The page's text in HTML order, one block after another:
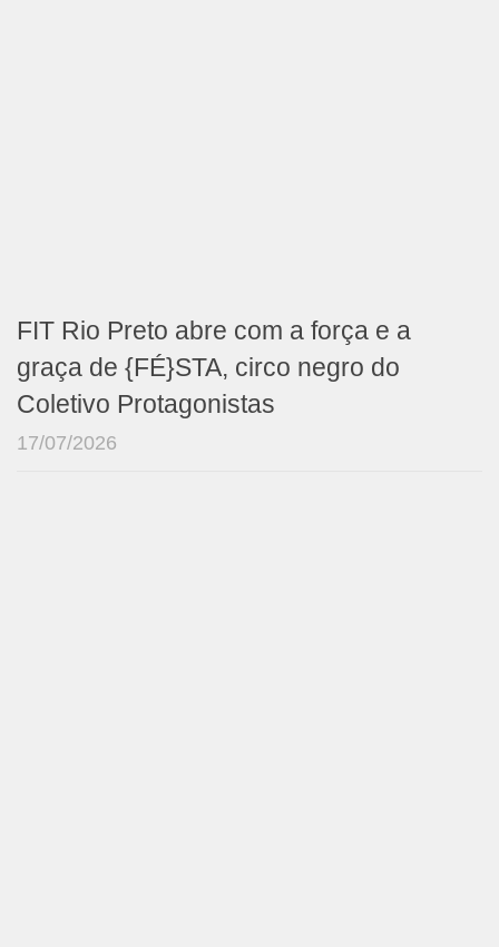
FIT Rio Preto abre com a força e a
graça de {FÉ}STA, circo negro do
Coletivo Protagonistas
17/07/2026